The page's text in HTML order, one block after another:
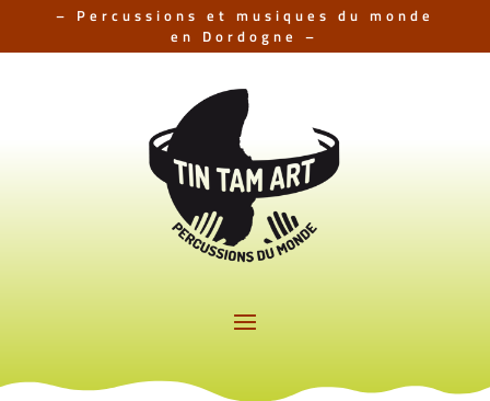
– Percussions et musiques du monde
en Dordogne –